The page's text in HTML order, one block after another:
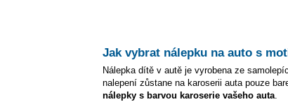
Jak vybrat nálepku na auto s
Nálepka dítě v autě je vyrobena ze
nalepení zůstane na karoserii auta pouze
nálepky s barvou karoserie vašeho auta.